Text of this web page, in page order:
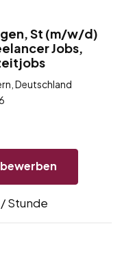
St (m/w/d)
Jobs,
Deutschland
/ Stunde